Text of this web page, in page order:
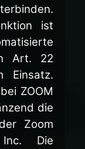
ist
Art. 22
Einsatz.
ZOOM
die
Zoom
Inc. Die